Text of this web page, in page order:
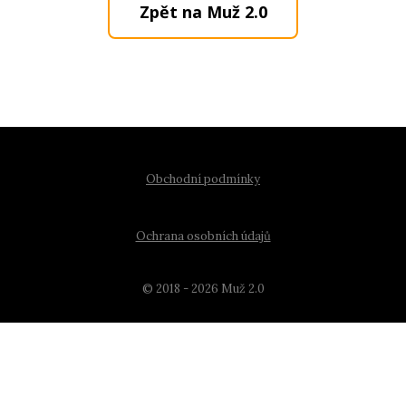
Zpět na Muž 2.0
Obchodní podmínky
Ochrana osobních údajů
© 2018 - 2026 Muž 2.0